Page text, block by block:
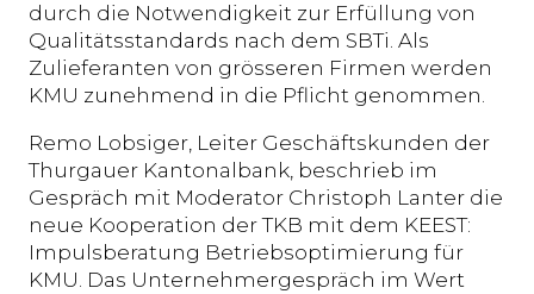
durch die Notwendigkeit zur Erfüllung von
Qualitätsstandards nach dem SBTi. Als
Zulieferanten von grösseren Firmen werden
KMU zunehmend in die Pflicht genommen.
Remo Lobsiger, Leiter Geschäftskunden der
Thurgauer Kantonalbank, beschrieb im
Gespräch mit Moderator Christoph Lanter die
neue Kooperation der TKB mit dem KEEST:
Impulsberatung Betriebsoptimierung für
KMU. Das Unternehmergespräch im Wert